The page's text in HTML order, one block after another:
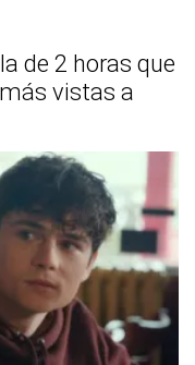
de 2 horas que
vistas a